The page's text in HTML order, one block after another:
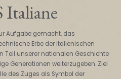
Italiane
Aufgabe gemacht, das
Erbe der italienischen
Teil unserer nationalen Geschichte
Generationen weiterzugeben. Ziel
des Zuges als Symbol der